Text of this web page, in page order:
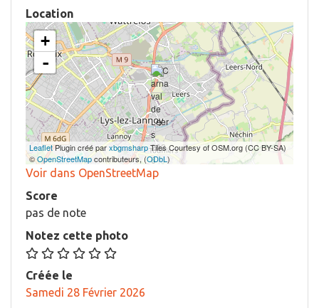
Location
+
-
LeafletPlugin créé parxbgmsharpTiles Courtesy of OSM.org (CC BY-SA)
©OpenStreetMapcontributeurs, (ODbL)
Voir dans OpenStreetMap
Score
pas de note
Notez cette photo
Créée le
Samedi 28 Février 2026